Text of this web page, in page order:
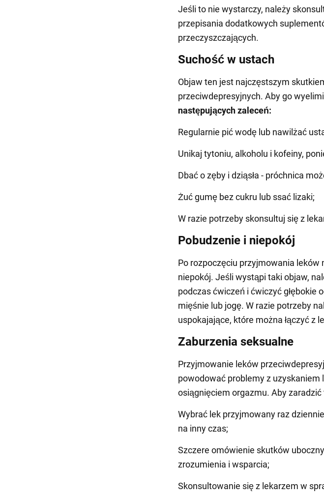
Jeśli to nie wystarczy, należy
przepisania dodatkowych
przeczyszczających.
Suchość w ustach
Objaw ten jest najczęstszym
przeciwdepresyjnych. Aby go
następujących zaleceń:
Regularnie pić wodę lub nawilżać
Unikaj tytoniu, alkoholu i kofeiny,
Dbać o zęby i dziąsła - próchnica
Żuć gumę bez cukru lub ssać lizaki;
W razie potrzeby skonsultuj się z
Pobudzenie i niepokój
Po rozpoczęciu przyjmowania
niepokój. Jeśli wystąpi taki objaw,
podczas ćwiczeń i ćwiczyć głębokie
mięśnie lub jogę. W razie potrzeby
uspokajające, które można łączyć z
Zaburzenia seksualne
Przyjmowanie leków
powodować problemy z
osiągnięciem orgazmu. Aby
Wybrać lek przyjmowany raz
na inny czas;
Szczere omówienie skutków
zrozumienia i wsparcia;
Skonsultowanie się z lekarzem w